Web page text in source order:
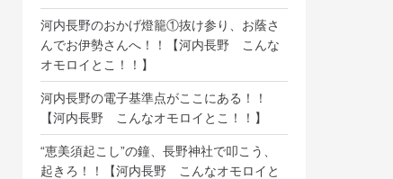
河内長野のおかげ燈籠①抜け参り、お蔭さ
んでお伊勢さんへ！！【河内長野 こんな
オモロイとこ！！】
河内長野の電子基準点がここにある！！
【河内長野 こんなオモロイとこ！！】
“恵美須起こし”の鐘、長野神社で叩こう、
起きろ！！【河内長野 こんなオモロイと